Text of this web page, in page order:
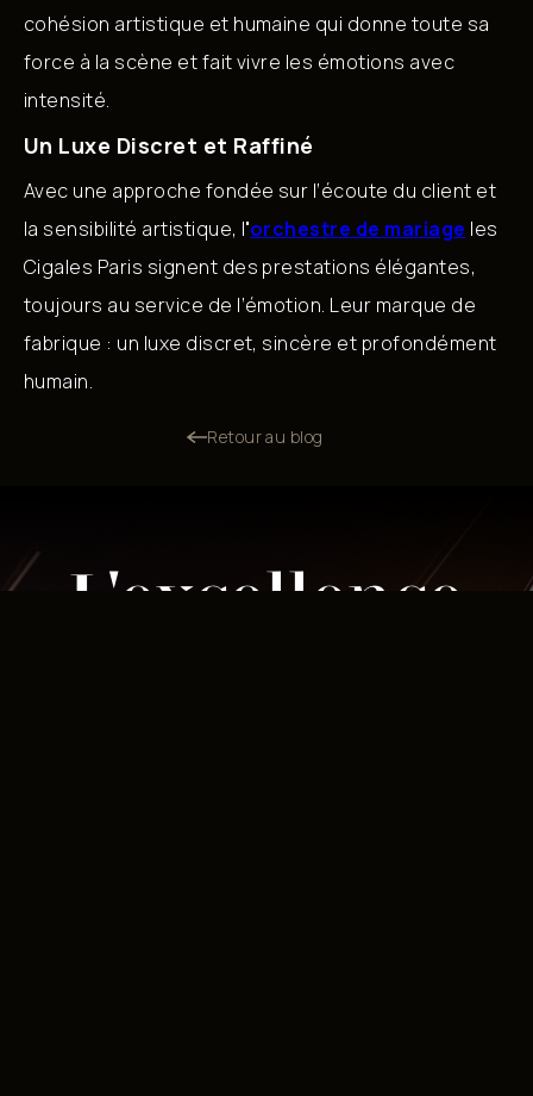
cohésion artistique et humaine qui donne toute sa
force à la scène et fait vivre les émotions avec
intensité.
Un Luxe Discret et Raffiné
Avec une approche fondée sur l’écoute du client et
la sensibilité artistique, l'orchestre de mariage les
Cigales Paris signent des prestations élégantes,
toujours au service de l’émotion. Leur marque de
fabrique : un luxe discret, sincère et profondément
humain.
Retour au blog
L'excellence